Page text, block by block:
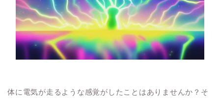
体に電気が走るような感覚がしたことはありませんか？そ